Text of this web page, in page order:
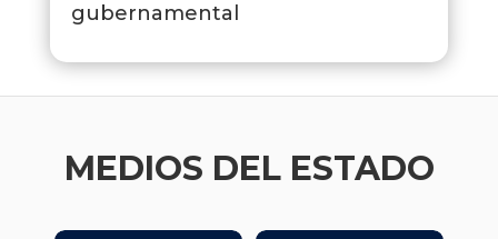
gubernamental
MEDIOS DEL ESTADO